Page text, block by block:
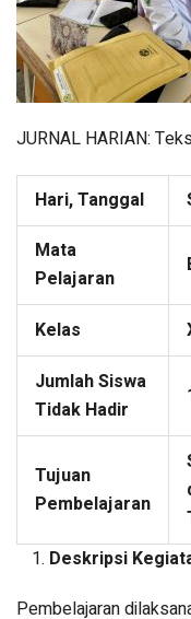
JURNAL HARIAN:
Hari, Tanggal
Mata
Pelajaran
Kelas
Jumlah Siswa
Tidak Hadir
Tujuan
Pembelajaran
Deskripsi
Pembelajaran